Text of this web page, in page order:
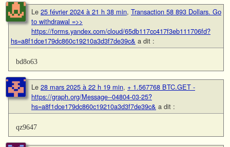
Le 25 février 2024 à 21 h 38 min, Transaction 58 893 Dollars. Gо
tо withdrаwаl =>>
https://forms.yandex.com/cloud/65db117cc417f3eb111706fd?
hs=a8f1dce179dc860c19210a3d3f7de39c& a dit :
bd8o63
Le 28 mars 2025 à 22 h 19 min, + 1.567768 BTC.GET -
https://graph.org/Message--04804-03-25?
hs=a8f1dce179dc860c19210a3d3f7de39c& a dit :
qz9647